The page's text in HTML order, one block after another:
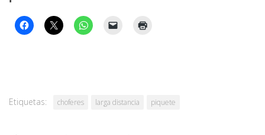
Etiquetas: choferes larga distancia piquete